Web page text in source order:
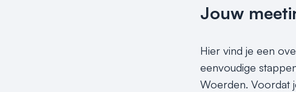
Jouw
Hier vind je een
eenvoudige
Woerden. Voordat